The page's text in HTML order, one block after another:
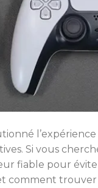
Si vous
fiable pour
comment